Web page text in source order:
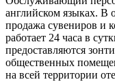
английском языках. В
продажа сувениров и
работает 24 часа в
предоставляются
общественных
на всей территории